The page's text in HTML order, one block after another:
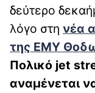
δεύτερο
λόγο στη νέα
της ΕΜΥ
Πολικό jet
αναμένεται